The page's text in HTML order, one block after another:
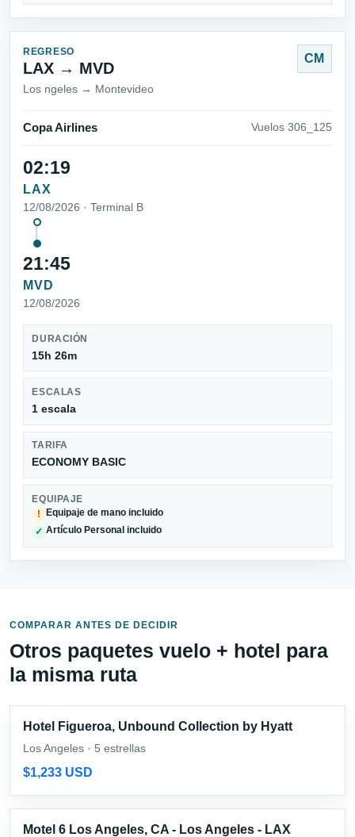
REGRESO
LAX → MVD
Los ngeles → Montevideo
CM
Copa Airlines Vuelos 306_125
02:19
LAX
12/08/2026 · Terminal B
21:45
MVD
12/08/2026
DURACIÓN
15h 26m
ESCALAS
1 escala
TARIFA
ECONOMY BASIC
EQUIPAJE
!
Equipaje de mano incluido
✓ Artículo Personal incluido
COMPARAR ANTES DE DECIDIR
Otros paquetes vuelo + hotel para
la misma ruta
Hotel Figueroa, Unbound Collection by Hyatt
Los Angeles · 5 estrellas
$1,233 USD
Motel 6 Los Angeles, CA - Los Angeles - LAX